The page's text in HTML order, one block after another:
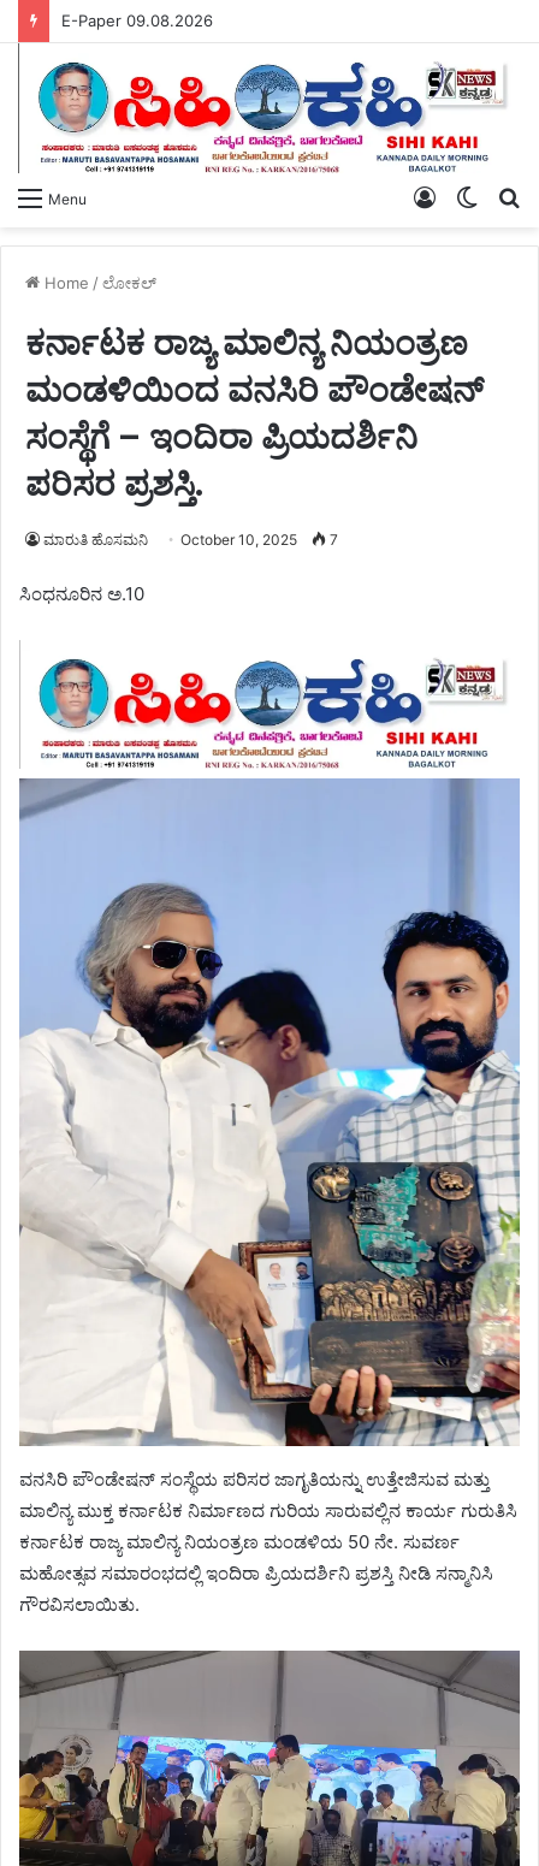
E-Paper 09.08.2026
Menu
Switch
Log
Home /ಲೋಕಲ್
ಕರ್ನಾಟಕ ರಾಜ್ಯ ಮಾಲಿನ್ಯ ನಿಯಂತ್ರಣ
ಮಂಡಳಿಯಿಂದ ವನಸಿರಿ ಪೌಂಡೇಷನ್
ಸಂಸ್ಥೆಗೆ – ಇಂದಿರಾ ಪ್ರಿಯದರ್ಶಿನಿ
ಪರಿಸರ ಪ್ರಶಸ್ತಿ.
ಮಾರುತಿ ಹೊಸಮನಿ October 10, 2025 7
ಸಿಂಧನೂರಿನ ಅ.10
ವನಸಿರಿ ಪೌಂಡೇಷನ್ ಸಂಸ್ಥೆಯ ಪರಿಸರ ಜಾಗೃತಿಯನ್ನು ಉತ್ತೇಜಿಸುವ ಮತ್ತು
ಮಾಲಿನ್ಯ ಮುಕ್ತ ಕರ್ನಾಟಕ ನಿರ್ಮಾಣದ ಗುರಿಯ ಸಾರುವಲ್ಲಿನ ಕಾರ್ಯ ಗುರುತಿಸಿ
ಕರ್ನಾಟಕ ರಾಜ್ಯ ಮಾಲಿನ್ಯ ನಿಯಂತ್ರಣ ಮಂಡಳಿಯ 50 ನೇ. ಸುವರ್ಣ
ಮಹೋತ್ಸವ ಸಮಾರಂಭದಲ್ಲಿ ಇಂದಿರಾ ಪ್ರಿಯದರ್ಶಿನಿ ಪ್ರಶಸ್ತಿ ನೀಡಿ ಸನ್ಮಾನಿಸಿ
ಗೌರವಿಸಲಾಯಿತು.